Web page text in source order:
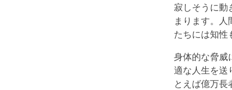
寂しそうに動
まります。
たちには知性
身体的な脅威
適な人生を送
とえば億万